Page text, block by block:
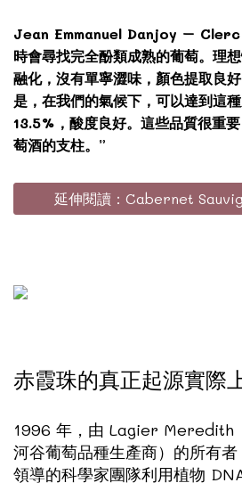
Jean Emmanuel Danjoy – Clerc
時會尋找完全酚類成熟的葡萄。理
融化，沒有單寧澀味，顏色提取良
是，在我們的氣候下，可以達到這
13.5%，酸度良好。這些品質很重
萄酒的支柱。”
延伸閱讀：Cabernet
赤霞珠的真正起源實際
1996 年，由 Lagier Meredith
河谷葡萄品種生產商）的所有
領導的科學家團隊利用植物